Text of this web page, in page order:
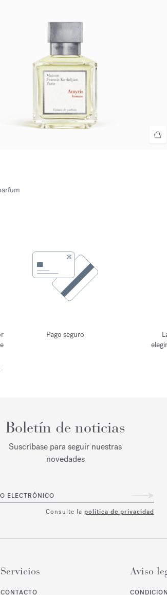
Pago seguro
Boletín de noticias
Suscríbase para seguir nuestras
novedades
ELECTRÓNICO
Consulte la política de privacidad
Servicios
CONTACTO
Aviso